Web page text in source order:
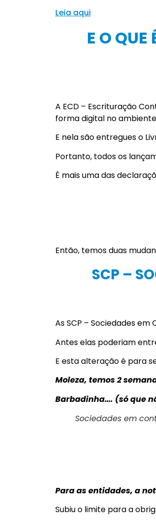
Leia aqui
E O
A ECD – Escrituração
forma digital no ambiente
E nela são entregues o
Portanto, todos os
É mais uma das
Então, temos duas
SCP –
As SCP – Sociedades
Antes elas poderiam
E esta alteração é para
Moleza, temos 2
Barbadinha…. (só que
Sociedades em
Para as entidades, a
Subiu o limite para a